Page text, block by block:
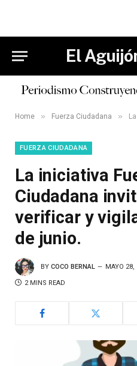
El
Home » Fuerza Ciudadana » La
FUERZA CIUDADANA
La iniciativa
Ciudadana
verificar y
de junio.
BY COCO BERNAL MAYO 28,
2 MINS READ